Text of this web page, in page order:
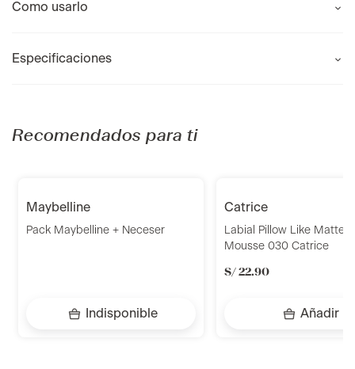
Como usarlo
Especificaciones
Recomendados para ti